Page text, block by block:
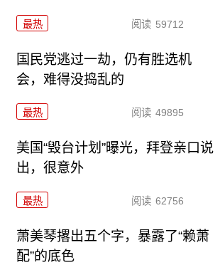
最热 阅读 59712
国民党逃过一劫，仍有胜选机
会，难得没捣乱的
最热 阅读 49895
美国“毁台计划”曝光，拜登亲口说
出，很意外
最热 阅读 62756
萧美琴撂出五个字，暴露了“赖萧
配”的底色